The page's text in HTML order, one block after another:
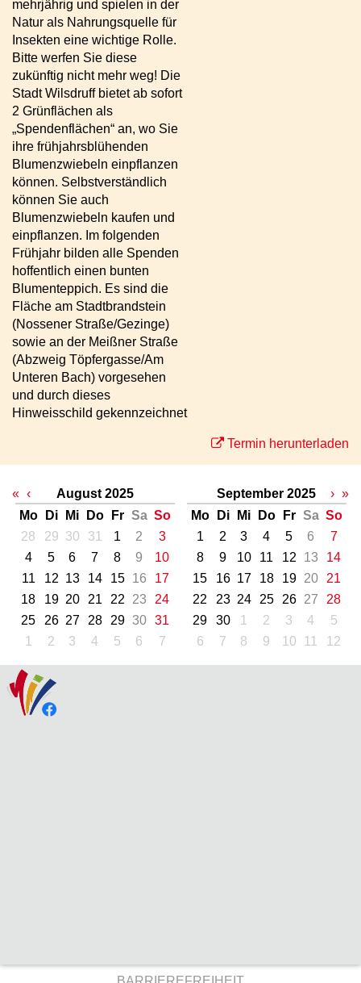
mehrjährig und spielen in der
Natur als Nahrungsquelle für
Insekten eine wichtige Rolle.
Bitte werfen Sie diese
zukünftig nicht mehr weg! Die
Stadt Wilsdruff bietet ab sofort
2 Grünflächen als
„Spendenflächen“ an, wo Sie
ihre frühjahrsblühenden
Blumenzwiebeln einpflanzen
können. Selbstverständlich
können Sie auch
Blumenzwiebeln kaufen und
einpflanzen. Im folgenden
Frühjahr bilden alle Spenden
hoffentlich einen bunten
Blumenteppich. Es sind die
Fläche am Stadtbrandstein
(Nossener Straße/Gezinge)
sowie an der Meißner Straße
(Abzweig Töpfergasse/Am
Unteren Bach) vorgesehen
und durch dieses
Hinweisschild gekennzeichnet
Termin herunterladen
« ‹
August 2025
Mo
Di Mi Do Fr Sa So
28
29 30 31 1 2
3
4
5 6 7 8 9
10
11
12 13 14 15 16
17
18
19 20 21 22 23
24
25
26 27 28 29 30
31
1
2 3 4 5 6 7
September 2025
Mo
Di Mi Do Fr Sa So
1
2 3 4 5 6
7
8
9 10 11 12 13
14
15
16 17 18 19 20
21
22
23 24 25 26 27
28
29
30 1 2 3 4
5
6
7 8 9 10 11 12
› »